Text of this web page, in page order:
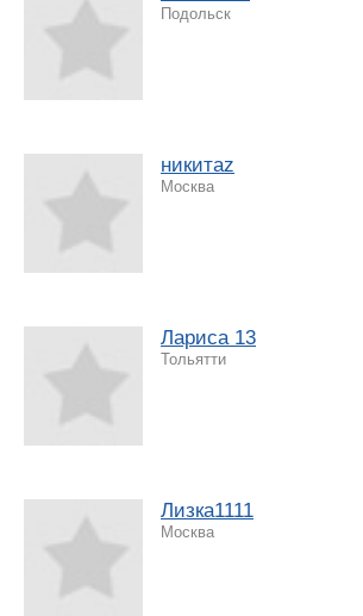
Подольск
никитаz
Москва
Лариса 13
Тольятти
Лизка1111
Москва